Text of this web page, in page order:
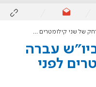
קילומטרים לפני שנפלה
עברה
לפני